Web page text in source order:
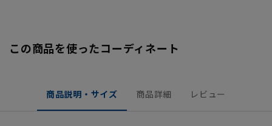
この商品を使ったコーディネート
商品説明・サイズ 商品詳細 レビュー